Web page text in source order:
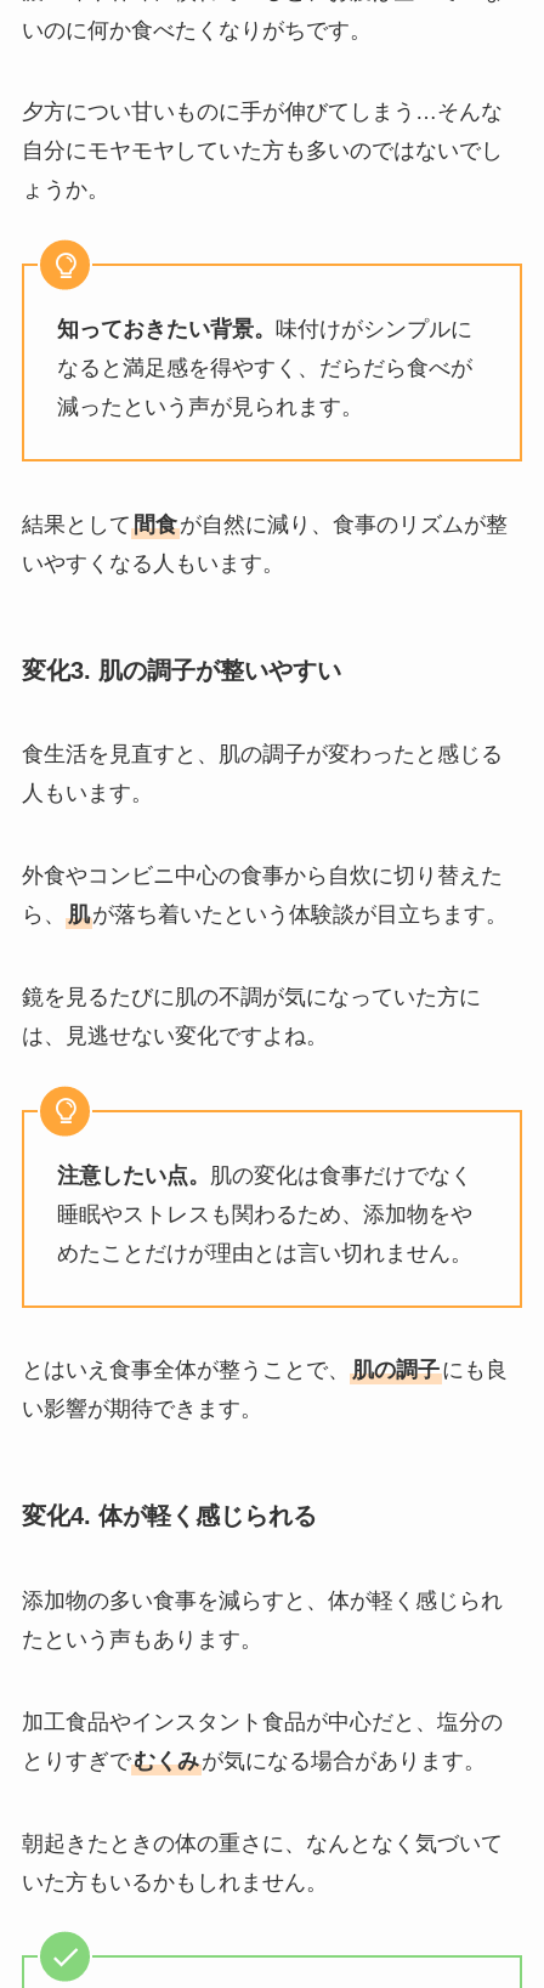
いのに何か食べたくなりがちです。
夕方につい甘いものに手が伸びてしまう…そんな
自分にモヤモヤしていた方も多いのではないでし
ょうか。
知っておきたい背景。 味付けがシンプルに
なると満足感を得やすく、だらだら食べが
減ったという声が見られます。
結果として間食が自然に減り、食事のリズムが整
いやすくなる人もいます。
変化3. 肌の調子が整いやすい
食生活を見直すと、肌の調子が変わったと感じる
人もいます。
外食やコンビニ中心の食事から自炊に切り替えた
ら、 肌が落ち着いたという体験談が目立ちます。
鏡を見るたびに肌の不調が気になっていた方に
は、見逃せない変化ですよね。
注意したい点。
肌の変化は食事だけでなく
睡眠やストレスも関わるため、添加物をや
めたことだけが理由とは言い切れません。
とはいえ食事全体が整うことで、 肌の調子にも良
い影響が期待できます。
変化4. 体が軽く感じられる
添加物の多い食事を減らすと、体が軽く感じられ
たという声もあります。
加工食品やインスタント食品が中心だと、塩分の
とりすぎでむくみが気になる場合があります。
朝起きたときの体の重さに、なんとなく気づいて
いた方もいるかもしれません。